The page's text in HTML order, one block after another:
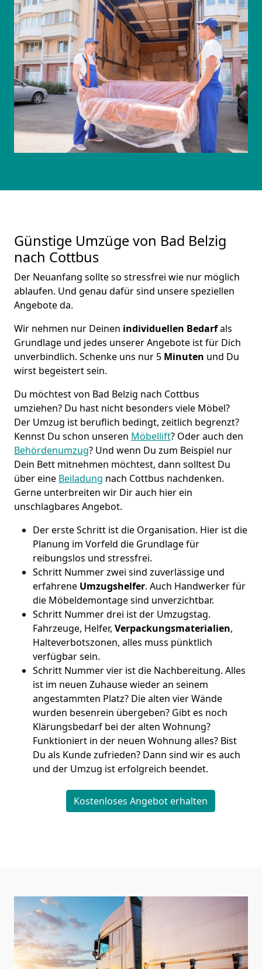
Günstige Umzüge von Bad Belzig
nach Cottbus
Der Neuanfang sollte so stressfrei wie nur möglich
ablaufen. Und genau dafür sind unsere speziellen
Angebote da.
Wir nehmen nur Deinen individuellen Bedarfals
Grundlage und jedes unserer Angebote ist für Dich
unverbindlich. Schenke uns nur 5 Minuten und Du
wirst begeistert sein.
Du möchtest von Bad Belzig nach Cottbus
umziehen? Du hast nicht besonders viele Möbel?
Der Umzug ist beruflich bedingt, zeitlich begrenzt?
Kennst Du schon unseren Möbellift? Oder auch den
Behördenumzug? Und wenn Du zum Beispiel nur
Dein Bett mitnehmen möchtest, dann solltest Du
über eine Beiladung nach Cottbus nachdenken.
Gerne unterbreiten wir Dir auch hier ein
unschlagbares Angebot.
Der erste Schritt ist die Organisation. Hier ist die
Planung im Vorfeld die Grundlage für
reibungslos und stressfrei.
Schritt Nummer zwei sind zuverlässige und
erfahrene Umzugshelfer. Auch Handwerker für
die Möbeldemontage sind unverzichtbar.
Schritt Nummer drei ist der Umzugstag.
Fahrzeuge, Helfer, Verpackungsmaterialien,
Halteverbotszonen, alles muss pünktlich
verfügbar sein.
Schritt Nummer vier ist die Nachbereitung. Alles
ist im neuen Zuhause wieder an seinem
angestammten Platz? Die alten vier Wände
wurden besenrein übergeben? Gibt es noch
Klärungsbedarf bei der alten Wohnung?
Funktioniert in der neuen Wohnung alles? Bist
Du als Kunde zufrieden? Dann sind wir es auch
und der Umzug ist erfolgreich beendet.
Kostenloses Angebot erhalten